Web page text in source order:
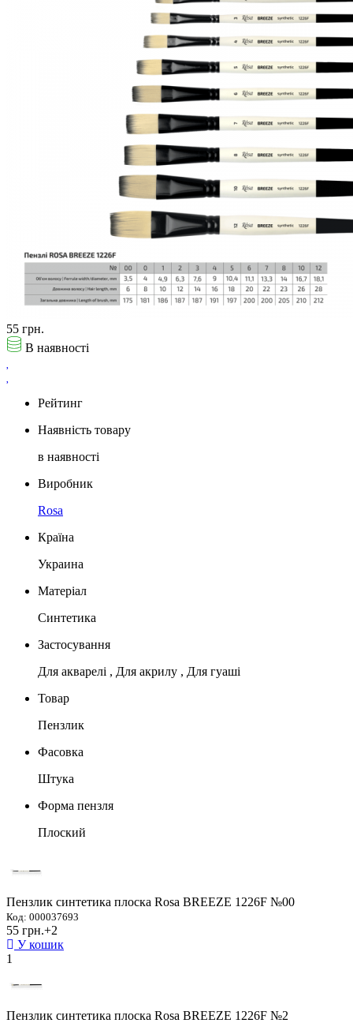
55 грн.
В наявності
Рейтинг
Наявність товару
в наявності
Виробник
Rosa
Країна
Украина
Матеріал
Синтетика
Застосування
Для акварелі , Для акрилу , Для гуаші
Товар
Пензлик
Фасовка
Штука
Форма пензля
Плоский
Пензлик синтетика плоска Rosa BREEZE 1226F №00
Код: 000037693
55 грн.+2
У кошик
1
Пензлик синтетика плоска Rosa BREEZE 1226F №2